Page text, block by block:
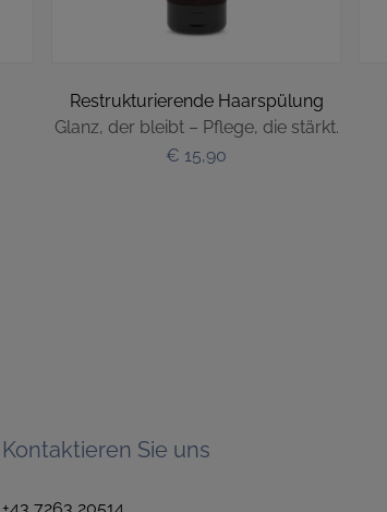
Restrukturierende Haarspülung
Glanz, der bleibt – Pflege, die stärkt.
€ 15,90
Kontaktieren Sie uns